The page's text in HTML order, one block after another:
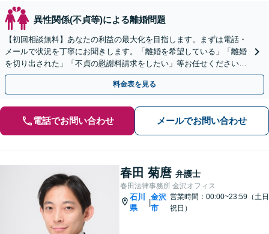
異性関係(不貞等)による離婚問題
【初回相談無料】あなたの利益の最大化を目指します。まずは電話・
メールで状況を丁寧にお聞きします。「離婚を希望している」「離婚
を切り出された」「不貞の慰謝料請求をしたい」等お任せください。
【リーズナブルな料金設定】
料金表を見る
電話でお問い合わせ メールでお問い合わせ
春田 菊麿 弁護士
春田法律事務所 金沢オフィス
石川
県
|
金沢
市
営業時間：00:00~23:59（土日
祝日）